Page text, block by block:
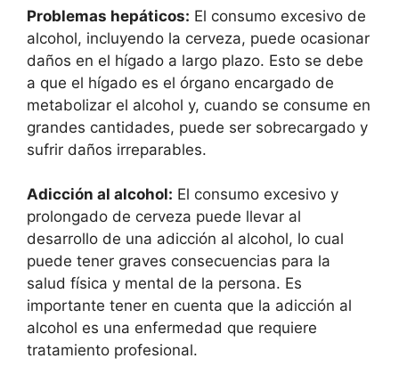
Problemas hepáticos: El consumo excesivo de
alcohol, incluyendo la cerveza, puede ocasionar
daños en el hígado a largo plazo. Esto se debe
a que el hígado es el órgano encargado de
metabolizar el alcohol y, cuando se consume en
grandes cantidades, puede ser sobrecargado y
sufrir daños irreparables.
Adicción al alcohol: El consumo excesivo y
prolongado de cerveza puede llevar al
desarrollo de una adicción al alcohol, lo cual
puede tener graves consecuencias para la
salud física y mental de la persona. Es
importante tener en cuenta que la adicción al
alcohol es una enfermedad que requiere
tratamiento profesional.